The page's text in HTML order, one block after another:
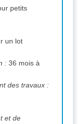
petits
un lot
: 36 mois à
des travaux :
et de